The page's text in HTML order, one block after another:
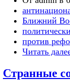
Ближний
против
Читать
Странные